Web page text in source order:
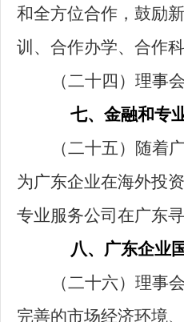
和全方位合作，鼓励
训、合作办学、合作
（二十四） 理事
七、金融和专
（二十五） 随着
为广东企业在海外投
专业服务公司在广东
八、广东企业
（二十六） 理事
完善的市场经济环境